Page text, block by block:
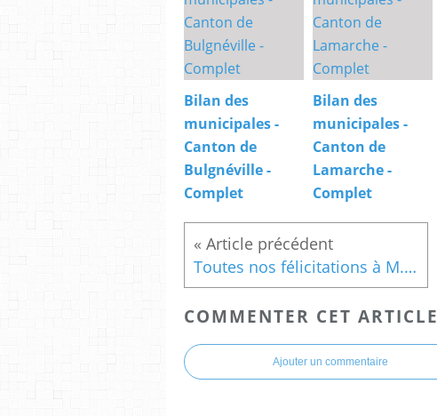
Bilan des
municipales -
Canton de
Bulgnéville -
Complet
Bilan des
municipales -
Canton de
Lamarche -
Complet
Toutes nos félicitations à M. SANCHO pour sa brillante élection
COMMENTER CET ARTICLE
Ajouter un commentaire